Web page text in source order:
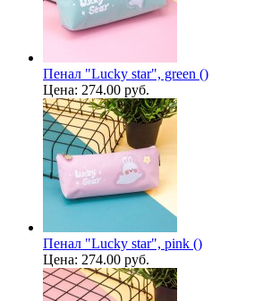
Пенал "Lucky star", green ()
Цена: 274.00 руб.
Пенал "Lucky star", pink ()
Цена: 274.00 руб.